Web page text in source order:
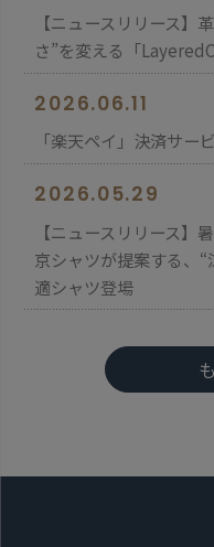
【ニュースリリース】
さ”を変える「
2026.06.11
「楽天ペイ」決済サー
2026.05.29
【ニュースリリース】
京シャツが提案する、
適シャツ登場